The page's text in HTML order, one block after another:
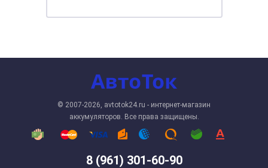
8 (961) 301-60-90
© 2007-2026, avtotok24.ru - интернет-магазин
аккумуляторов. Все права защищены.